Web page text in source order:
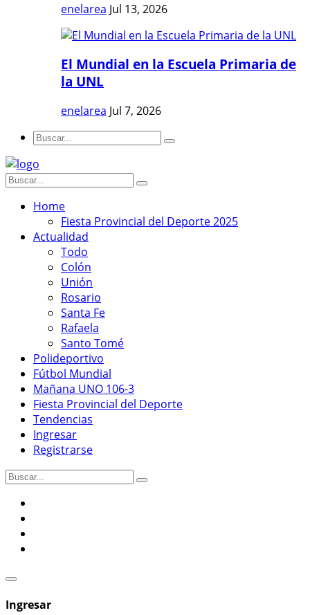
enelarea Jul 13, 2026
El Mundial en la Escuela Primaria de
la UNL
enelarea Jul 7, 2026
Home
Fiesta Provincial del Deporte 2025
Actualidad
Todo
Colón
Unión
Rosario
Santa Fe
Rafaela
Santo Tomé
Polideportivo
Fútbol Mundial
Mañana UNO 106-3
Fiesta Provincial del Deporte
Tendencias
Ingresar
Registrarse
Ingresar